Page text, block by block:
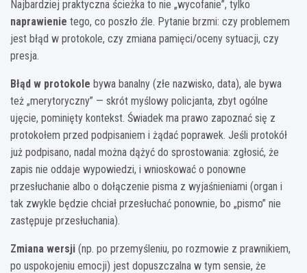
Najbardziej praktyczna ścieżka to nie „wycofanie”, tylko
naprawienie tego, co poszło źle. Pytanie brzmi: czy problemem
jest błąd w protokole, czy zmiana pamięci/oceny sytuacji, czy
presja.
Błąd w protokole bywa banalny (złe nazwisko, data), ale bywa
też „merytoryczny” — skrót myślowy policjanta, zbyt ogólne
ujęcie, pominięty kontekst. Świadek ma prawo zapoznać się z
protokołem przed podpisaniem i żądać poprawek. Jeśli protokół
już podpisano, nadal można dążyć do sprostowania: zgłosić, że
zapis nie oddaje wypowiedzi, i wnioskować o ponowne
przesłuchanie albo o dołączenie pisma z wyjaśnieniami (organ i
tak zwykle będzie chciał przesłuchać ponownie, bo „pismo” nie
zastępuje przesłuchania).
Zmiana wersji (np. po przemyśleniu, po rozmowie z prawnikiem,
po uspokojeniu emocji) jest dopuszczalna w tym sensie, że